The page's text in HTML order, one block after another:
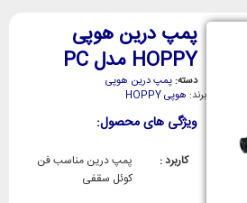
پمپ درین هوپی
HOPPY مدل PC
دسته: پمپ درین هوپی
برند: هوپی HOPPY
ویژگی های محصول:
کاربرد :
پمپ درین مناسب فن
کوئل سقفی